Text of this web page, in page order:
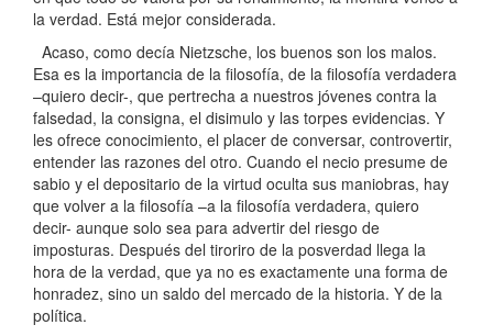
la verdad. Está mejor considerada.
Acaso, como decía Nietzsche, los buenos son los malos.
Esa es la importancia de la filosofía, de la filosofía verdadera
–quiero decir-, que pertrecha a nuestros jóvenes contra la
falsedad, la consigna, el disimulo y las torpes evidencias. Y
les ofrece conocimiento, el placer de conversar, controvertir,
entender las razones del otro. Cuando el necio presume de
sabio y el depositario de la virtud oculta sus maniobras, hay
que volver a la filosofía –a la filosofía verdadera, quiero
decir- aunque solo sea para advertir del riesgo de
imposturas. Después del tiroriro de la posverdad llega la
hora de la verdad, que ya no es exactamente una forma de
honradez, sino un saldo del mercado de la historia. Y de la
política.